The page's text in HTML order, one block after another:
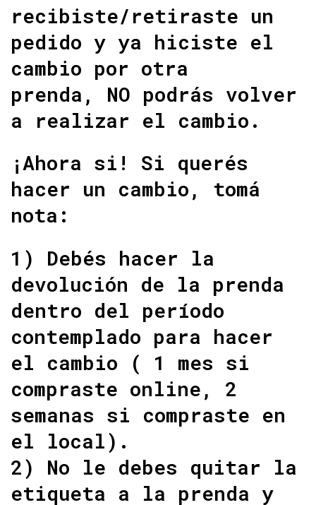
recibiste/retiraste un
pedido y ya hiciste el
cambio por otra
prenda, NO podrás volver
a realizar el cambio.
¡Ahora si! Si querés
hacer un cambio, tomá
nota:
1) Debés hacer la
devolución de la prenda
dentro del período
contemplado para hacer
el cambio ( 1 mes si
compraste online, 2
semanas si compraste en
el local).
2) No le debes quitar la
etiqueta a la prenda y